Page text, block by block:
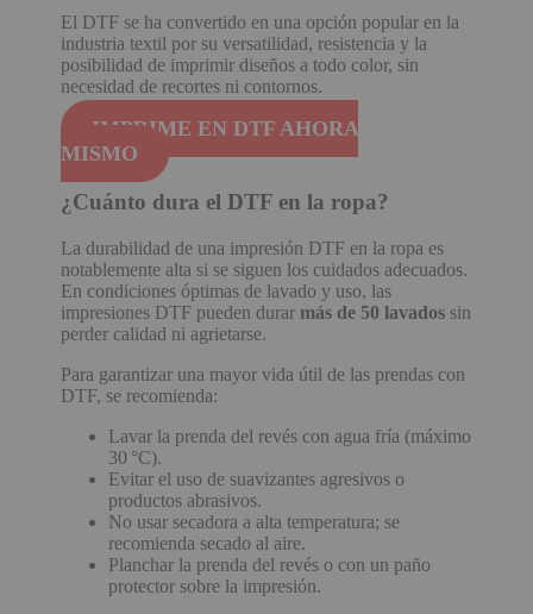
El DTF se ha convertido en una opción popular en la
industria textil por su versatilidad, resistencia y la
posibilidad de imprimir diseños a todo color, sin
necesidad de recortes ni contornos.
IMPRIME EN DTF AHORA
MISMO
¿Cuánto dura el DTF en la ropa?
La durabilidad de una impresión DTF en la ropa es
notablemente alta si se siguen los cuidados adecuados.
En condiciones óptimas de lavado y uso, las
impresiones DTF pueden durar más de 50 lavados sin
perder calidad ni agrietarse.
Para garantizar una mayor vida útil de las prendas con
DTF, se recomienda:
Lavar la prenda del revés con agua fría (máximo
30 °C).
Evitar el uso de suavizantes agresivos o
productos abrasivos.
No usar secadora a alta temperatura; se
recomienda secado al aire.
Planchar la prenda del revés o con un paño
protector sobre la impresión.